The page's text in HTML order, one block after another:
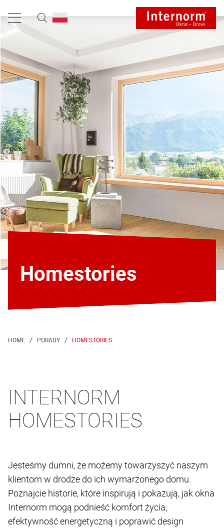
Homestories
HOMESTORIES
INTERNORM
HOMESTORIES
Jesteśmy dumni, że możemy towarzyszyć naszym
klientom w drodze do ich wymarzonego domu.
Poznajcie historie, które inspirują i pokazują, jak okna
Internorm mogą podnieść komfort życia,
efektywność energetyczną i poprawić design